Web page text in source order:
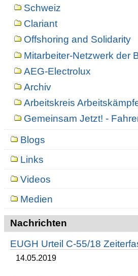
Schweiz
Clariant
Offshoring and Solidarity
Mitarbeiter-Netzwerk der
AEG-Electrolux
Archiv
Arbeitskreis
Gemeinsam Jetzt! -
Blogs
Links
Videos
Medien
Nachrichten
EUGH Urteil C-55/18
14.05.2019